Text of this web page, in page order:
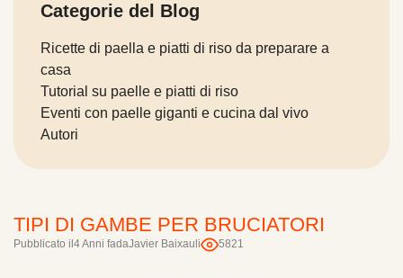
TIPI DI GAMBE PER BRUCIATORI
Pubblicato il 4 Anni fadaJavier Baixauli 5821
Categorie del Blog
Ricette di paella e piatti di riso da preparare a
casa
Tutorial su paelle e piatti di riso
Eventi con paelle giganti e cucina dal vivo
Autori